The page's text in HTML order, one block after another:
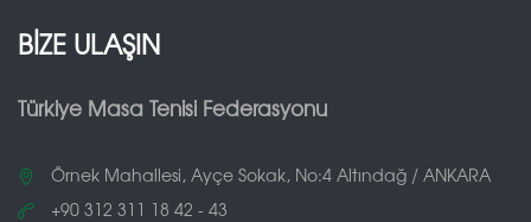
BİZE ULAŞIN
Türkiye Masa Tenisi Federasyonu
Örnek Mahallesi, Ayçe Sokak, No:4 Altındağ / ANKARA
+90 312 311 18 42 - 43